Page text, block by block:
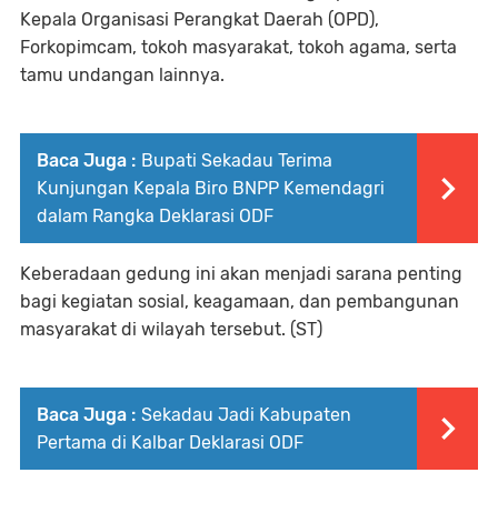
Kepala Organisasi Perangkat Daerah (OPD),
Forkopimcam, tokoh masyarakat, tokoh agama, serta
tamu undangan lainnya.
Baca Juga : Bupati Sekadau Terima
Kunjungan Kepala Biro BNPP Kemendagri
dalam Rangka Deklarasi ODF
Keberadaan gedung ini akan menjadi sarana penting
bagi kegiatan sosial, keagamaan, dan pembangunan
masyarakat di wilayah tersebut. (ST)
Baca Juga : Sekadau Jadi Kabupaten
Pertama di Kalbar Deklarasi ODF